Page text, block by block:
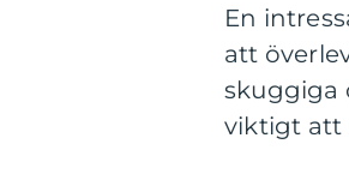
En
att
skuggiga
viktigt att